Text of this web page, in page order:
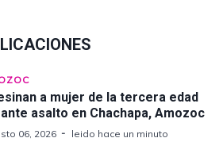
a mujer de la tercera edad
asalto en Chachapa, Amozoc
06, 2026 leido hace un minuto